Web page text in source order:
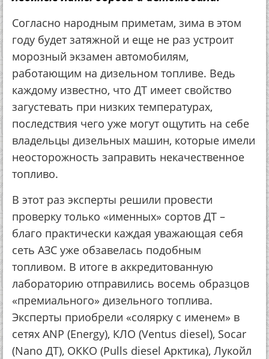
Согласно народным приметам, зима в этом
году будет затяжной и еще не раз устроит
морозный экзамен автомобилям,
работающим на дизельном топливе. Ведь
каждому известно, что ДТ имеет свойство
загустевать при низких температурах,
последствия чего уже могут ощутить на себе
владельцы дизельных машин, которые имели
неосторожность заправить некачественное
топливо.
В этот раз эксперты решили провести
проверку только «именных» сортов ДТ –
благо практически каждая уважающая себя
сеть АЗС уже обзавелась подобным
топливом. В итоге в аккредитованную
лабораторию отправились восемь образцов
«премиального» дизельного топлива.
Эксперты приобрели «солярку с именем» в
сетях ANP (Energy), КЛО (Ventus diesel), Socar
(Nano ДТ), ОККО (Pulls diesel Арктика), Лукойл